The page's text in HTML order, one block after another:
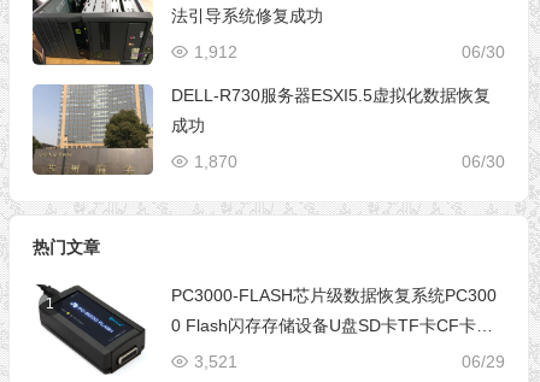
法引导系统修复成功
06/30
1,912
DELL-R730服务器ESXI5.5虚拟化数据恢复
成功
06/30
1,870
热门文章
1
PC3000-FLASH芯片级数据恢复系统PC300
0 Flash闪存存储设备U盘SD卡TF卡CF卡芯
片级数据恢复设备
06/29
3,521